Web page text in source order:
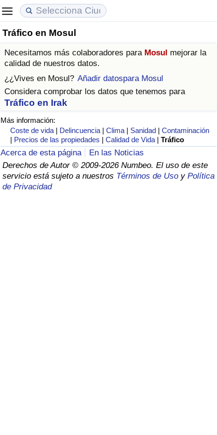
Tráfico en Mosul
Necesitamos más colaboradores para Mosul mejorar la
calidad de nuestros datos.
¿¿Vives en Mosul? Añadir datospara Mosul
Considera comprobar los datos que tenemos para
Tráfico en Irak
Más información:
Coste de vida | Delincuencia |Clima | Sanidad |Contaminación
| Precios de las propiedades |Calidad de Vida |Tráfico
Acerca de esta página
En las Noticias
Derechos de Autor © 2009-2026 Numbeo. El uso de este
servicio está sujeto a nuestros Términos de Uso y Política
de Privacidad
Coste de vida
Índice de Costo de Vida (Actual)
Índice de Costo de Vida
Índice de costo de vida por país
en aqaba
Precios de las propiedades
Índice de Precios de Inmuebles (Actual)
Índice de Precios de Inmuebles
Índice de Precios de Inmuebles por País
Calidad de Vida
Índice de Calidad de Vida
Índice de Calidad de Vida (Actual)
Índice de calidad de vida por país
Delincuencia
Calificación del Índice de Criminalidad
(Actual)